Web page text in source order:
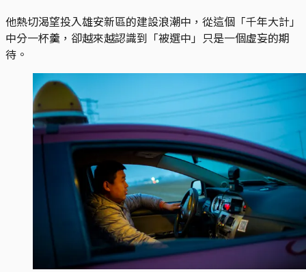
他熱切渴望投入雄安新區的建設浪潮中，從這個「千年大計」
中分一杯羹，卻越來越認識到「被選中」只是一個虛妄的期
待。